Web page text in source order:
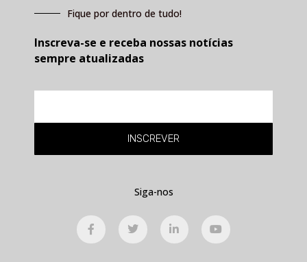
Fique por dentro de tudo!
Inscreva-se e receba nossas notícias
sempre atualizadas
INSCREVER
Siga-nos
F
a
c
T
w
i
L
i
n
Y
o
u